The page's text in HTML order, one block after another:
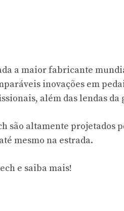
a maior fabricante
inovações em
além das lendas
são altamente projetados
mesmo na estrada.
e saiba mais!